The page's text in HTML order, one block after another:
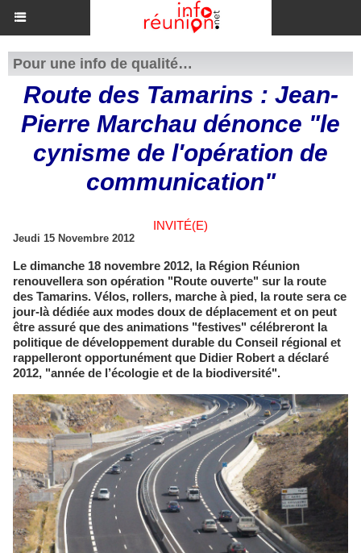
Pour une info de qualité…
Route des Tamarins : Jean-
Pierre Marchau dénonce "le
cynisme de l'opération de
communication"
INVITÉ(E)
Jeudi 15 Novembre 2012
Le dimanche 18 novembre 2012, la Région Réunion
renouvellera son opération "Route ouverte" sur la route
des Tamarins. Vélos, rollers, marche à pied, la route sera ce
jour-là dédiée aux modes doux de déplacement et on peut
être assuré que des animations "festives" célébreront la
politique de développement durable du Conseil régional et
rappelleront opportunément que Didier Robert a déclaré
2012, "année de l’écologie et de la biodiversité".